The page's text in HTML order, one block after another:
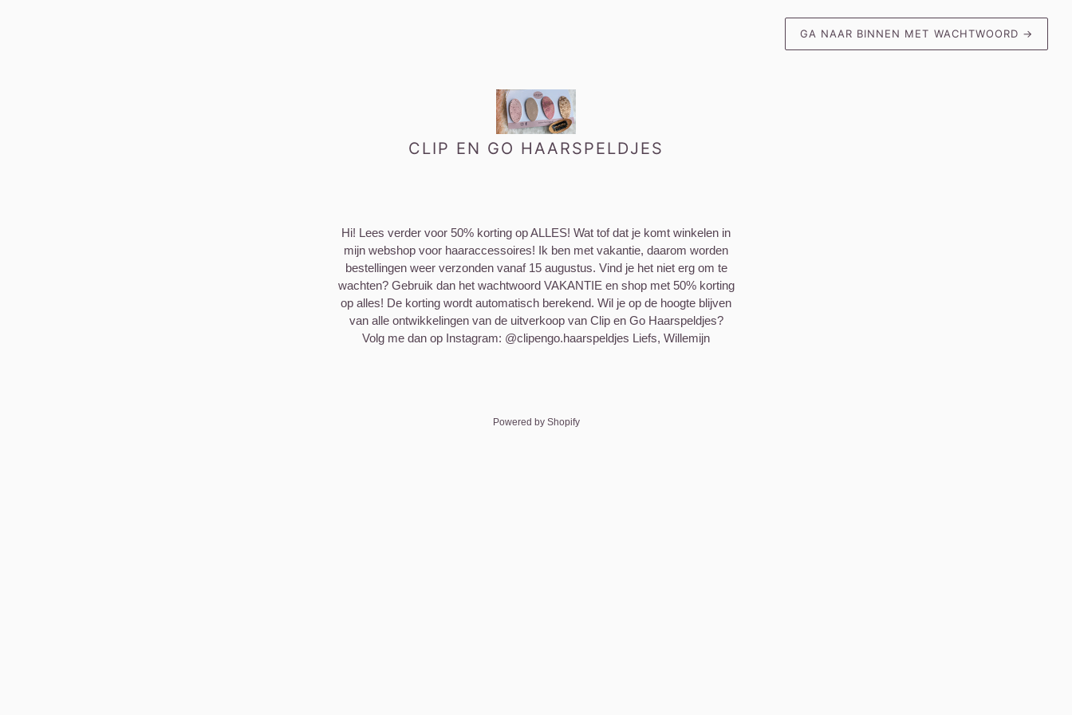
GA NAAR BINNEN MET WACHTWOORD →
CLIP EN GO HAARSPELDJES
Hi! Lees verder voor 50% korting op ALLES! Wat tof dat je komt winkelen in
mijn webshop voor haaraccessoires! Ik ben met vakantie, daarom worden
bestellingen weer verzonden vanaf 15 augustus. Vind je het niet erg om te
wachten? Gebruik dan het wachtwoord VAKANTIE en shop met 50% korting
op alles! De korting wordt automatisch berekend. Wil je op de hoogte blijven
van alle ontwikkelingen van de uitverkoop van Clip en Go Haarspeldjes?
Volg me dan op Instagram: @clipengo.haarspeldjes Liefs, Willemijn
Powered by Shopify